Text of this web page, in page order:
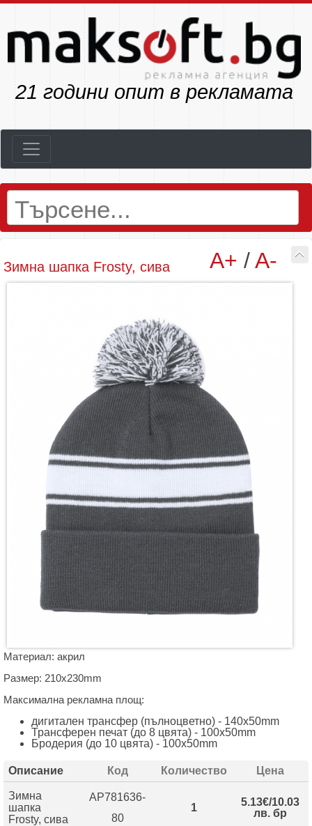
23 години опит в рекламата
A+ /A-
Зимна шапка Frosty, сива
Материал: акрил
Размер: 210х230mm
Максимална рекламна площ:
дигитален трансфер (пълноцветно) - 140х50mm
Трансферен печат (до 8 цвята) - 100x50mm
Бродерия (до 10 цвята) - 100x50mm
Описание Код Количество Цена
Зимна
шапка
Frosty, сива
AP781636-
80
1
5.13€/10.03
лв. бр